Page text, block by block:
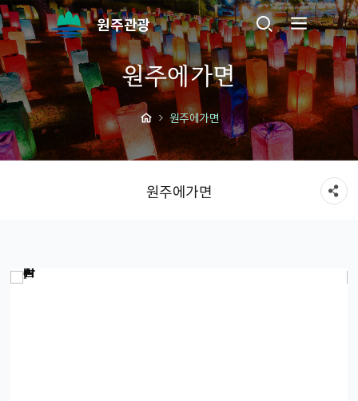
원주관광
원주에가면
원주에가면
원주에가면